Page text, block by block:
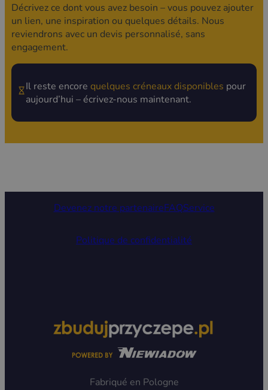
Décrivez ce dont vous avez besoin – vous pouvez ajouter
un lien, une inspiration ou quelques détails. Nous
reviendrons avec un devis personnalisé, sans
engagement.
Il reste encorequelques créneaux disponibles pour
aujourd’hui – écrivez-nous maintenant.
Devenez notre partenaireFAQService
Politique de confidentialité
Fabriqué en Pologne